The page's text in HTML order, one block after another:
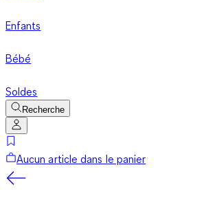
Enfants
Bébé
Soldes
Recherche
Aucun article dans le panier